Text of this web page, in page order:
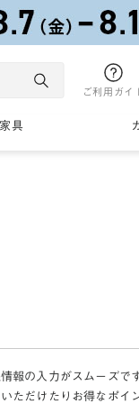
ご利用ガイ
家具
報の入力がスムーズです
ただけたりお得なポイ